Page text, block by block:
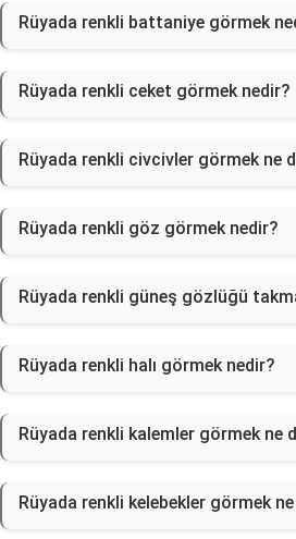
Rüyada renkli battaniye görmek
Rüyada renkli ceket görmek nedir?
Rüyada renkli civcivler görmek ne
Rüyada renkli göz görmek nedir?
Rüyada renkli güneş gözlüğü
Rüyada renkli halı görmek nedir?
Rüyada renkli kalemler görmek ne
Rüyada renkli kelebekler görmek